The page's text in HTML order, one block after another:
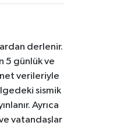
derlenir.
5 günlük ve
verileriyle
sismik
Ayrıca
vatandaşlar